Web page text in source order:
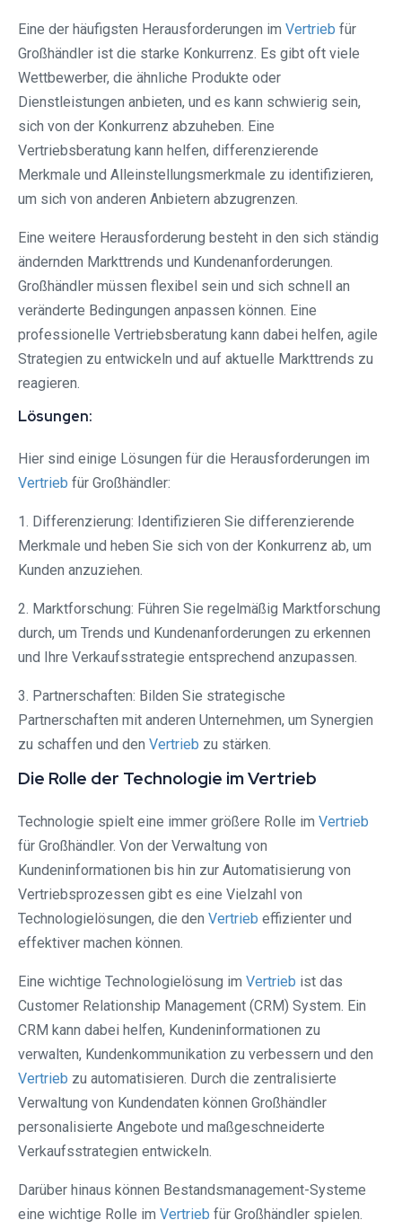
Eine der häufigsten Herausforderungen im Vertrieb für
Großhändler ist die starke Konkurrenz. Es gibt oft viele
Wettbewerber, die ähnliche Produkte oder
Dienstleistungen anbieten, und es kann schwierig sein,
sich von der Konkurrenz abzuheben. Eine
Vertriebsberatung kann helfen, differenzierende
Merkmale und Alleinstellungsmerkmale zu identifizieren,
um sich von anderen Anbietern abzugrenzen.
Eine weitere Herausforderung besteht in den sich ständig
ändernden Markttrends und Kundenanforderungen.
Großhändler müssen flexibel sein und sich schnell an
veränderte Bedingungen anpassen können. Eine
professionelle Vertriebsberatung kann dabei helfen, agile
Strategien zu entwickeln und auf aktuelle Markttrends zu
reagieren.
Lösungen:
Hier sind einige Lösungen für die Herausforderungen im
Vertrieb für Großhändler:
1. Differenzierung: Identifizieren Sie differenzierende
Merkmale und heben Sie sich von der Konkurrenz ab, um
Kunden anzuziehen.
2. Marktforschung: Führen Sie regelmäßig Marktforschung
durch, um Trends und Kundenanforderungen zu erkennen
und Ihre Verkaufsstrategie entsprechend anzupassen.
3. Partnerschaften: Bilden Sie strategische
Partnerschaften mit anderen Unternehmen, um Synergien
zu schaffen und den Vertrieb zu stärken.
Die Rolle der Technologie im Vertrieb
Technologie spielt eine immer größere Rolle im Vertrieb
für Großhändler. Von der Verwaltung von
Kundeninformationen bis hin zur Automatisierung von
Vertriebsprozessen gibt es eine Vielzahl von
Technologielösungen, die den Vertrieb effizienter und
effektiver machen können.
Eine wichtige Technologielösung im Vertrieb ist das
Customer Relationship Management (CRM) System. Ein
CRM kann dabei helfen, Kundeninformationen zu
verwalten, Kundenkommunikation zu verbessern und den
Vertrieb zu automatisieren. Durch die zentralisierte
Verwaltung von Kundendaten können Großhändler
personalisierte Angebote und maßgeschneiderte
Verkaufsstrategien entwickeln.
Darüber hinaus können Bestandsmanagement-Systeme
eine wichtige Rolle im Vertrieb für Großhändler spielen.